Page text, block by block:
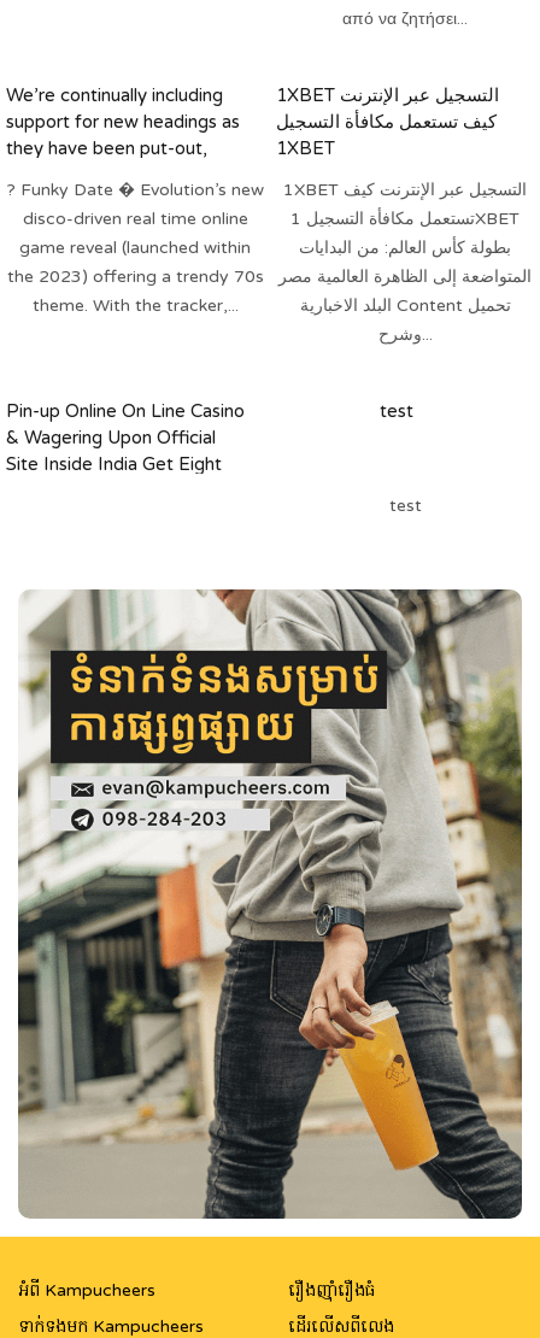
από να ζητήσει...
We’re continually including
support for new headings as
they have been put-out,
newest tracking data
? Funky Date � Evolution’s new
disco-driven real time online
game reveal (launched within
the 2023) offering a trendy 70s
theme. With the tracker,...
1XBET التسجيل عبر الإنترنت
كيف تستعمل مكافأة التسجيل
1XBET
1XBET التسجيل عبر الإنترنت كيف
تستعمل مكافأة التسجيل 1XBET
بطولة كأس العالم: من البدايات
المتواضعة إلى الظاهرة العالمية مصر
البلد الاخبارية Content تحميل
وشرح...
Pin-up Online On Line Casino
& Wagering Upon Official
Site Inside India Get Eight
test
test
អំពី Kampucheers
ទាក់ទងមក Kampucheers
រឿងញ៉ាំរឿងធំ
ដើរលើសពីលេង